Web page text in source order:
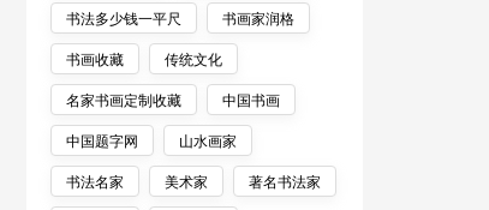
书法多少钱一平尺
书画家润格
书画收藏
传统文化
名家书画定制收藏
中国书画
中国题字网
山水画家
书法名家
美术家
著名书法家